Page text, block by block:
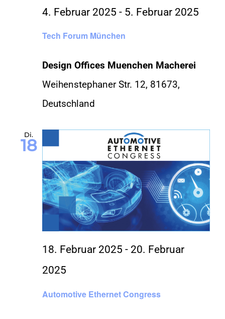
Tech Forum München
4. Februar 2025 - 5. Februar 2025
Design Offices Muenchen Macherei
Weihenstephaner Str. 12, 81673,
Deutschland
Di.
18
Automotive Ethernet Congress
18. Februar 2025 - 20. Februar
2025